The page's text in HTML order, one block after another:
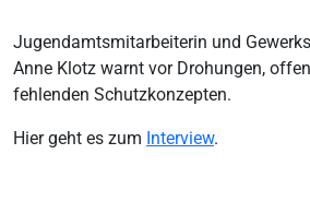
Jugendamtsmitarbeiterin und
Anne Klotz warnt vor Drohungen,
fehlenden Schutzkonzepten.
Hier geht es zum Interview.